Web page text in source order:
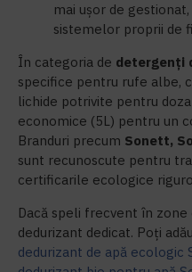
mai ușor de
sistemelor proprii de
În categoria de detergenți
specifice pentru rufe albe,
lichide potrivite pentru
economice (5L) pentru un
Branduri precum Sonett,
sunt recunoscute pentru
certificarile ecologice
Dacă speli frecvent în
dedurizant dedicat. Poți
dedurizant de apă ecologic